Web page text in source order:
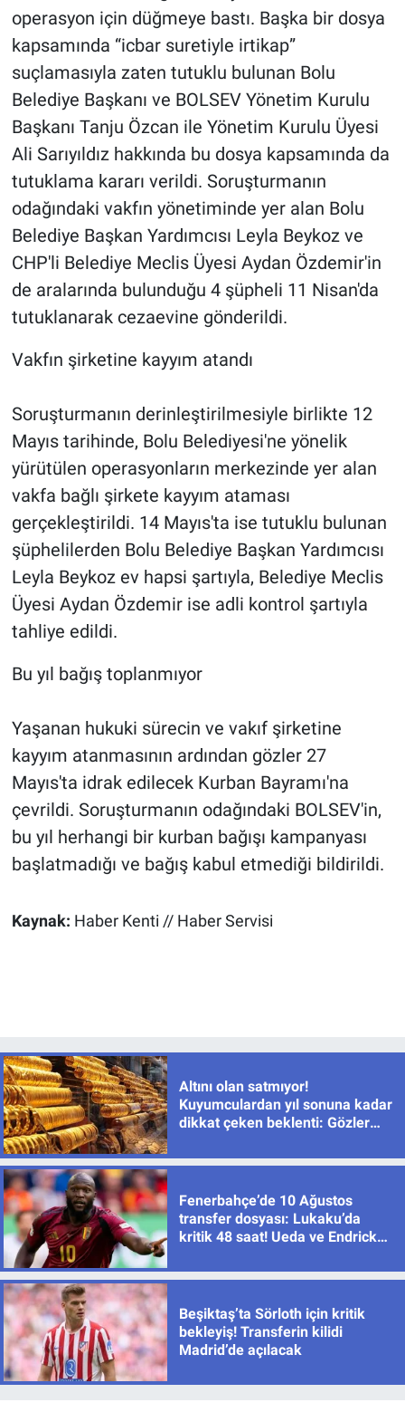
operasyon için düğmeye bastı. Başka bir dosya
kapsamında “icbar suretiyle irtikap”
suçlamasıyla zaten tutuklu bulunan Bolu
Belediye Başkanı ve BOLSEV Yönetim Kurulu
Başkanı Tanju Özcan ile Yönetim Kurulu Üyesi
Ali Sarıyıldız hakkında bu dosya kapsamında da
tutuklama kararı verildi. Soruşturmanın
odağındaki vakfın yönetiminde yer alan Bolu
Belediye Başkan Yardımcısı Leyla Beykoz ve
CHP'li Belediye Meclis Üyesi Aydan Özdemir'in
de aralarında bulunduğu 4 şüpheli 11 Nisan'da
tutuklanarak cezaevine gönderildi.
Vakfın şirketine kayyım atandı
Soruşturmanın derinleştirilmesiyle birlikte 12
Mayıs tarihinde, Bolu Belediyesi'ne yönelik
yürütülen operasyonların merkezinde yer alan
vakfa bağlı şirkete kayyım ataması
gerçekleştirildi. 14 Mayıs'ta ise tutuklu bulunan
şüphelilerden Bolu Belediye Başkan Yardımcısı
Leyla Beykoz ev hapsi şartıyla, Belediye Meclis
Üyesi Aydan Özdemir ise adli kontrol şartıyla
tahliye edildi.
Bu yıl bağış toplanmıyor
Yaşanan hukuki sürecin ve vakıf şirketine
kayyım atanmasının ardından gözler 27
Mayıs'ta idrak edilecek Kurban Bayramı'na
çevrildi. Soruşturmanın odağındaki BOLSEV'in,
bu yıl herhangi bir kurban bağışı kampanyası
başlatmadığı ve bağış kabul etmediği bildirildi.
Kaynak: Haber Kenti // Haber Servisi
Altını olan satmıyor!
Kuyumculardan yıl sonuna kadar
dikkat çeken beklenti: Gözler
Fenerbahçe’de 10 Ağustos
transfer dosyası: Lukaku’da
kritik 48 saat! Ueda ve Endrick
Beşiktaş’ta Sörloth için kritik
bekleyiş! Transferin kilidi
Madrid’de açılacak